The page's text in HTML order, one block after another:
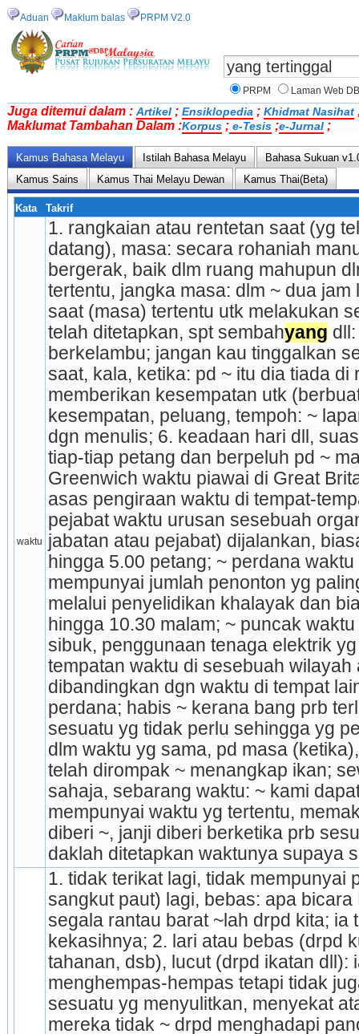
Aduan Maklum balas PRPM V2.0
PRPM Laman Web
Juga ditemui dalam : Artikel ; Ensiklopedia ; Khidmat Nasihat
Maklumat Tambahan Dalam :Korpus ; e-Tesis ;e-Jurnal ;
Kamus Bahasa Melayu Istilah Bahasa Melayu
Bahasa Sukuan
Kamus Sains
Kamus Thai Melayu Dewan Kamus Thai(Beta)
Kata Takrif
waktu
1. rangkaian atau rentetan saat (yg
datang), masa: secara rohaniah
bergerak, baik dlm ruang mahupun
tertentu, jangka masa: dlm ~ dua
saat (masa) tertentu utk melakukan
telah ditetapkan, spt sembah­yang
berkelambu; jangan kau tinggalkan
saat, kala, ketika: pd ~ itu dia tiada di
memberikan kesempatan utk
kesempatan, peluang, tempoh: ~
dgn menulis; 6. keadaan hari dll,
tiap-tiap petang dan berpeluh pd ~
Greenwich waktu piawai di Great
asas pengiraan waktu di tempat-
pejabat waktu urusan sesebuah
jabatan atau pejabat) dijalankan,
hingga 5.00 petang; ~ perdana
mempunyai jumlah penonton yg
melalui penyelidikan khalayak dan
hingga 10.30 malam; ~ puncak
sibuk, penggunaan tenaga elektrik
tempatan waktu di sesebuah wilayah
dibandingkan dgn waktu di tempat
perdana; habis ~ kerana bang prb
sesuatu yg tidak perlu sehingga yg
dlm waktu yg sama, pd masa
telah dirompak ~ menangkap ikan;
sahaja, sebarang waktu: ~ kami
mempunyai waktu yg tertentu,
diberi ~, janji diberi berketika prb
daklah ditetapkan waktunya supaya
1. tidak terikat lagi, tidak mempunyai
sangkut paut) lagi, bebas: apa
segala rantau barat ~lah drpd kita; ia
kekasihnya; 2. lari atau bebas (drpd
tahanan, dsb), lucut (drpd ikatan dll):
menghempas-hempas tetapi tidak
sesuatu yg menyulitkan, menyekat